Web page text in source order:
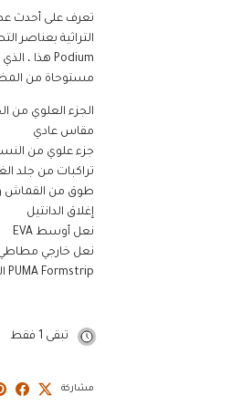
التراثية بعناصر
مستوحاة من
الجزء العلوي من
مقاس عادي
جزء علوي من
تراكبات من جلد
طوق من القماش
إغلاق الدانتيل
نعل أوسط EVA
نعل خارجي
PUMA Formstrip الاصطناعية مع خطوط خياطة
تبقى 1 فقط
مشاركة